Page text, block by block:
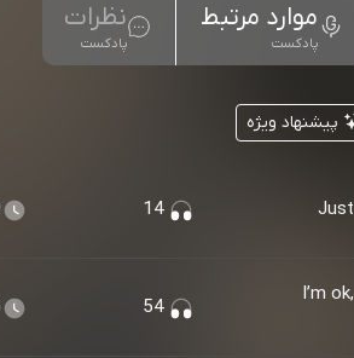
موارد مرتبط
پادکست
نظرات
پادکست
پیشنهاد ویژه
Ep 130 - آیا تو کافی هستی ؟ - I’m ok,